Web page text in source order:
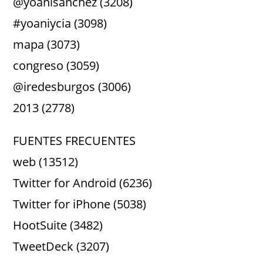
#yoaniycia (3098)
mapa (3073)
congreso (3059)
@iredesburgos (3006)
2013 (2778)
FUENTES FRECUENTES
web (13512)
Twitter for Android (6236)
Twitter for iPhone (5038)
HootSuite (3482)
TweetDeck (3207)